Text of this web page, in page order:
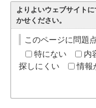
よりよいウェブサイト
かせください。
このページに問題
特にない
内
探しにくい
情報